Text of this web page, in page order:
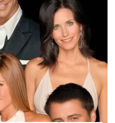
Модель
подписчикам об
и пластических
подробностями
на критику.